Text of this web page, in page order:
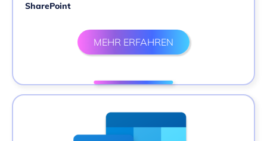
SharePoint
MEHR ERFAHREN